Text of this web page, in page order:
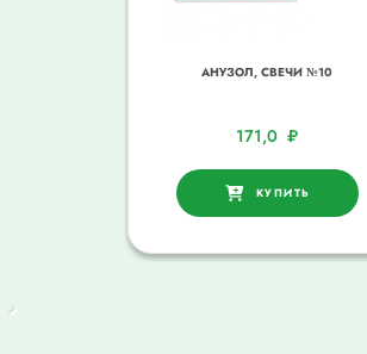
АНУЗОЛ, СВЕЧИ №10
171,0 ₽
КУПИТЬ